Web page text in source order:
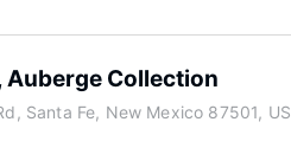
Auberge Collection
Santa Fe, New Mexico 87501, US